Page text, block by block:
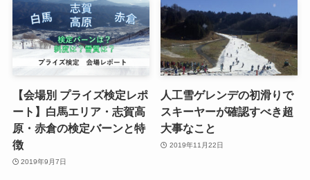
【会場別 プライズ検定レポ
ート】白馬エリア・志賀高
原・赤倉の検定バーンと特
徴
2019年9月7日
人工雪ゲレンデの初滑りで
スキーヤーが確認すべき超
大事なこと
2019年11月22日